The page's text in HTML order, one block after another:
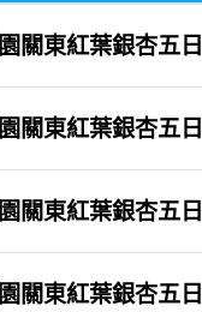
關東紅葉銀杏五日
關東紅葉銀杏五日
關東紅葉銀杏五日
關東紅葉銀杏五日